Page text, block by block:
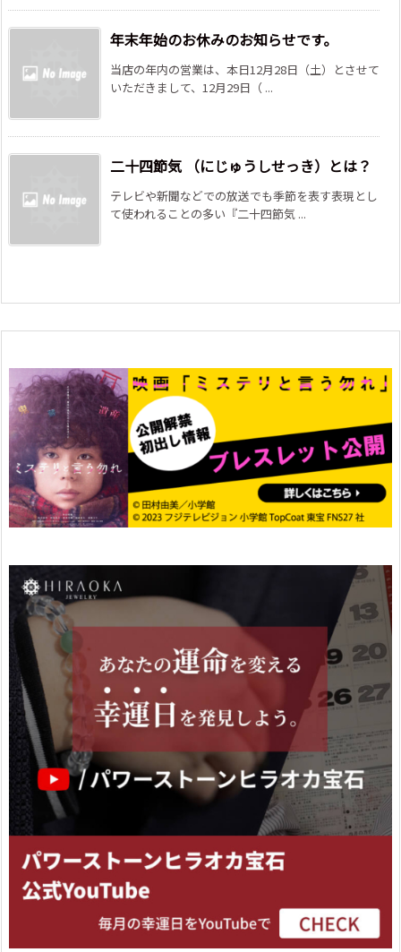
年末年始のお休みのお知らせです。
当店の年内の営業は、本日12月28日（土）とさせて
いただきまして、12月29日（ ...
二十四節気 （にじゅうしせっき）とは？
テレビや新聞などでの放送でも季節を表す表現とし
て使われることの多い『二十四節気 ...